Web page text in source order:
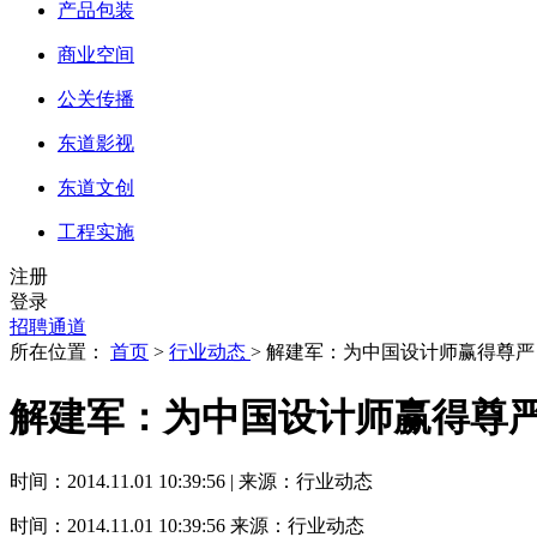
产品包装
商业空间
公关传播
东道影视
东道文创
工程实施
注册
登录
招聘通道
所在位置： 首页 > 行业动态 > 解建军：为中国设计师赢得尊严
解建军：为中国设计师赢得尊
时间：2014.11.01 10:39:56 | 来源：行业动态
时间：2014.11.01 10:39:56 来源：行业动态